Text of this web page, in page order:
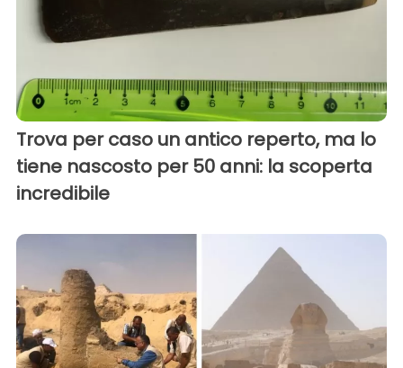
Trova per caso un antico reperto, ma lo
tiene nascosto per 50 anni: la scoperta
incredibile